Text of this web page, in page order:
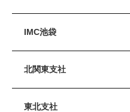
IMC池袋
北関東支社
東北支社